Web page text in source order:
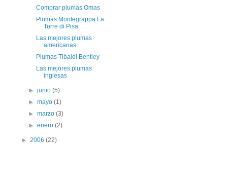
Comprar plumas Omas
Plumas Montegrappa La
Torre di Pisa
Las mejores plumas
americanas
Plumas Tibaldi Bentley
Las mejores plumas
inglesas
►junio(5)
►mayo(1)
►marzo(3)
►enero(2)
► 2006 (22)